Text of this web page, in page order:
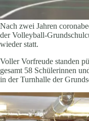
Nach zwei Jahren
der Volleyball-
wieder statt.
Voller Vorfreude standen
gesamt 58 Schülerinnen
in der Turnhalle der